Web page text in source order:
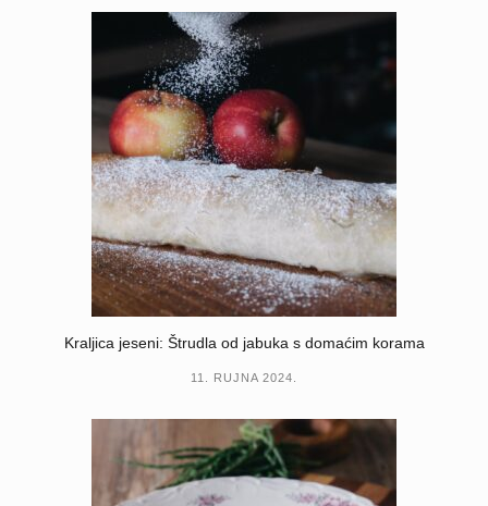
Kraljica jeseni: Štrudla od jabuka s domaćim korama
11. RUJNA 2024.